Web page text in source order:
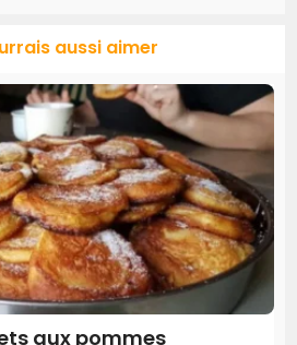
aussi aimer
aux pommes